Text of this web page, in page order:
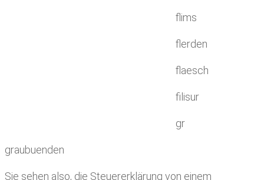
flims
flerden
flaesch
filisur
gr
graubuenden
Sie sehen also, die Steuererklärung von einem